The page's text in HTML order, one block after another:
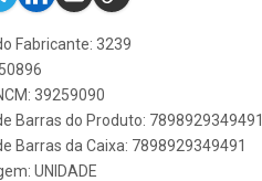
Fabricante: 3239
39259090
Barras do Produto: 7898929349491
Barras da Caixa: 7898929349491
UNIDADE